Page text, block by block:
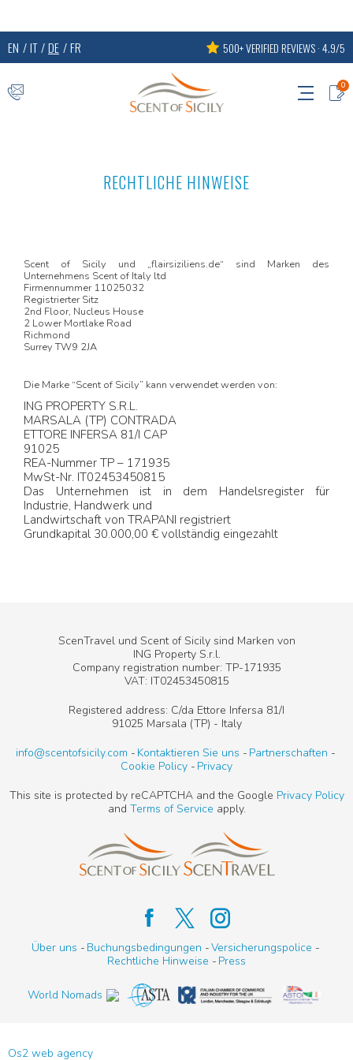
EN IT DE FR 500+ VERIFIED REVIEWS · 4.9/5
0
RECHTLICHE HINWEISE
Scent of Sicily und „flairsiziliens.de“ sind Marken des
Unternehmens Scent of Italy ltd
Firmennummer 11025032
Registrierter Sitz
2nd Floor, Nucleus House
2 Lower Mortlake Road
Richmond
Surrey TW9 2JA
Die Marke “Scent of Sicily” kann verwendet werden von:
ING PROPERTY S.R.L.
MARSALA (TP) CONTRADA
ETTORE INFERSA 81/I CAP
91025
REA-Nummer TP – 171935
MwSt-Nr. IT02453450815
Das Unternehmen ist in dem Handelsregister für
Industrie, Handwerk und
Landwirtschaft von TRAPANI registriert
Grundkapital 30.000,00 € vollständig eingezahlt
ScenTravel und Scent of Sicily sind Marken von
ING Property S.r.l.
Company registration number: TP-171935
VAT: IT02453450815
Registered address: C/da Ettore Infersa 81/I
91025 Marsala (TP) - Italy
info@scentofsicily.com
Kontaktieren Sie uns
Partnerschaften
Cookie Policy
Privacy
This site is protected by reCAPTCHA and the Google Privacy Policy
and Terms of Service apply.
Über uns Buchungsbedingungen
Versicherungspolice
Rechtliche Hinweise
Press
World Nomads
Os2 web agency